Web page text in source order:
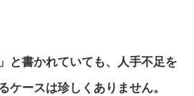
と書かれていても、人手不足を
ケースは珍しくありません。